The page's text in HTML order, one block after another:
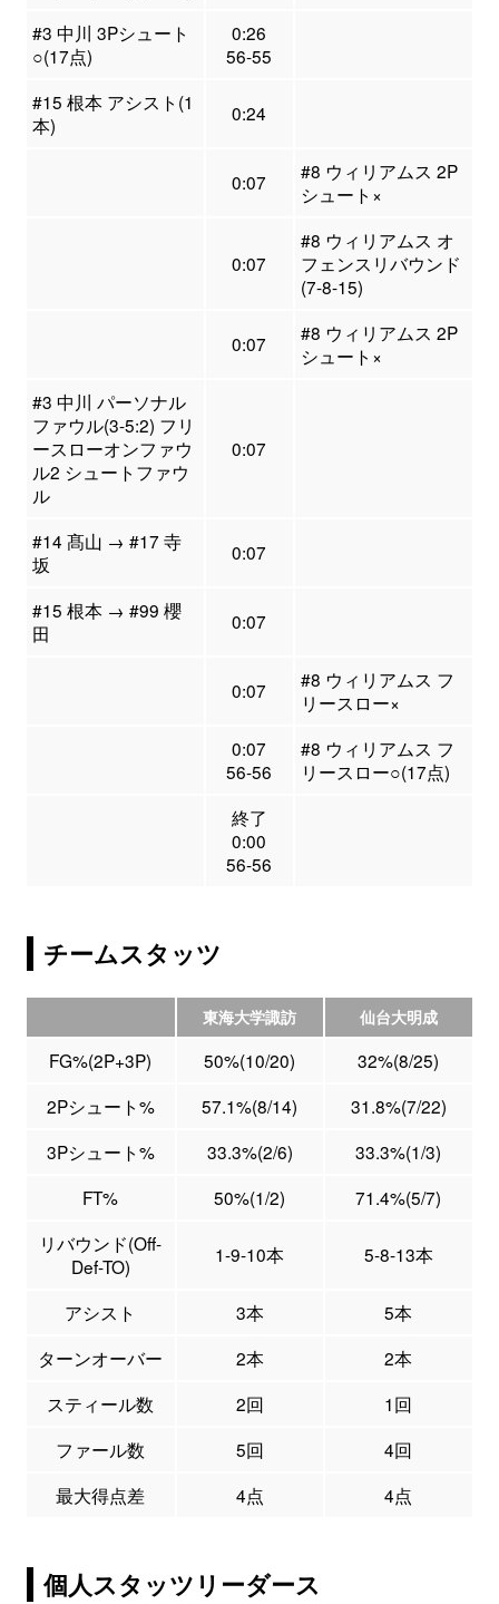
#3 中川 3Pシュート
○(17点)
0:26
56-55
#15 根本 アシスト(1
本)
0:24
0:07
#8 ウィリアムス 2P
シュート×
0:07
#8 ウィリアムス オ
フェンスリバウンド
(7-8-15)
0:07
#8 ウィリアムス 2P
シュート×
#3 中川 パーソナル
ファウル(3-5:2) フリ
ースローオンファウ
ル2 シュートファウ
ル
0:07
#14 髙山 → #17 寺
坂
0:07
#15 根本 → #99 櫻
田
0:07
0:07
#8 ウィリアムス フ
リースロー×
0:07
56-56
#8 ウィリアムス フ
リースロー○(17点)
終了
0:00
56-56
チームスタッツ
東海大学諏訪 仙台大明成
FG%(2P+3P) 50%(10/20)
32%(8/25)
2Pシュート%
57.1%(8/14)
31.8%(7/22)
3Pシュート%
33.3%(2/6)
33.3%(1/3)
FT%
50%(1/2)
71.4%(5/7)
リバウンド(Off-
Def-TO)
1-9-10本 5-8-13本
アシスト 3本
5本
ターンオーバー
2本
2本
スティール数
2回
1回
ファール数
5回
4回
最大得点差
4点 4点
個人スタッツリーダース